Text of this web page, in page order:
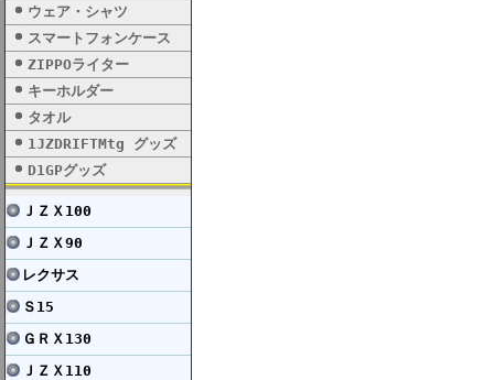
ウェア・シャツ
スマートフォンケース
ZIPPOライター
キーホルダー
タオル
1JZDRIFTMtg グッズ
D1GPグッズ
ＪＺＸ100
ＪＺＸ90
レクサス
Ｓ15
ＧＲＸ130
ＪＺＸ110